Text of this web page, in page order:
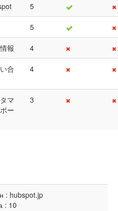
5
5
報 4
合
4
マ
ー
3
: hubspot.jp
: 10